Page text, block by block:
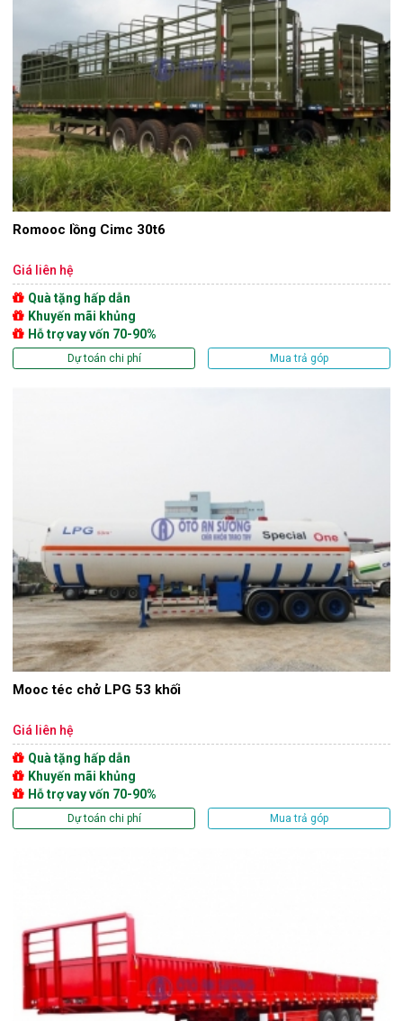
Romooc lồng Cimc 30t6
Giá liên hệ
Quà tặng hấp dẫn
Khuyến mãi khủng
Hỗ trợ vay vốn 70-90%
Dự toán chi phí Mua trả góp
Mooc téc chở LPG 53 khối
Giá liên hệ
Quà tặng hấp dẫn
Khuyến mãi khủng
Hỗ trợ vay vốn 70-90%
Dự toán chi phí Mua trả góp